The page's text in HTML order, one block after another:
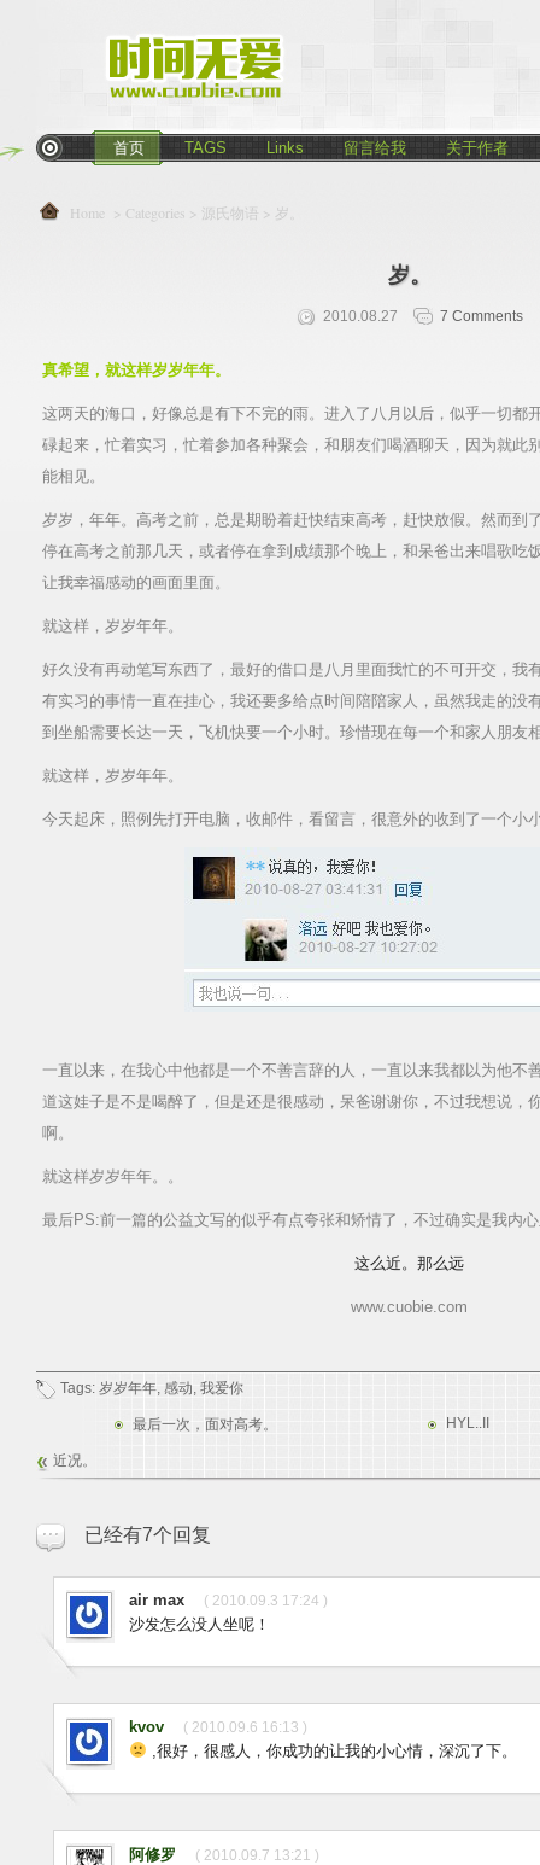
首页 TAGS Links 留言给我 关于作者
Home > Categories > 源氏物语 > 岁。
岁。
2010.08.27 7 Comments
真希望，就这样岁岁年年。
这两天的海口，好像总是有下不完的雨。进入了八月以后，似乎一切都
碌起来，忙着实习，忙着参加各种聚会，和朋友们喝酒聊天，因为就此
能相见。
岁岁，年年。高考之前，总是期盼着赶快结束高考，赶快放假。然而到
停在高考之前那几天，或者停在拿到成绩那个晚上，和呆爸出来唱歌吃
让我幸福感动的画面里面。
就这样，岁岁年年。
好久没有再动笔写东西了，最好的借口是八月里面我忙的不可开交，我
有实习的事情一直在挂心，我还要多给点时间陪陪家人，虽然我走的没
到坐船需要长达一天，飞机快要一个小时。珍惜现在每一个和家人朋友
就这样，岁岁年年。
今天起床，照例先打开电脑，收邮件，看留言，很意外的收到了一个小
一直以来，在我心中他都是一个不善言辞的人，一直以来我都以为他不
道这娃子是不是喝醉了，但是还是很感动，呆爸谢谢你，不过我想说，
啊。
就这样岁岁年年。。
最后PS:前一篇的公益文写的似乎有点夸张和矫情了，不过确实是我内
这么近。那么远
www.cuobie.com
Tags: 岁岁年年, 感动, 我爱你
最后一次，面对高考。 HYL..II
近况。
已经有7个回复
air max ( 2010.09.3 17:24 )
沙发怎么没人坐呢！
kvov ( 2010.09.6 16:13 )
,很好，很感人，你成功的让我的小心情，深沉了下。
阿修罗 ( 2010.09.7 13:21 )